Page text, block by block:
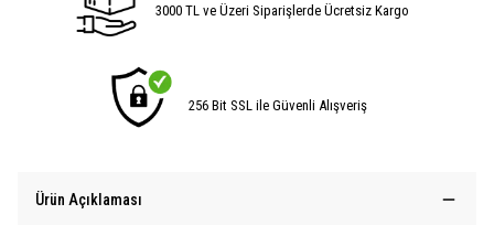
3000 TL ve Üzeri Siparişlerde Ücretsiz Kargo
256 Bit SSL ile Güvenli Alışveriş
Ürün Açıklaması